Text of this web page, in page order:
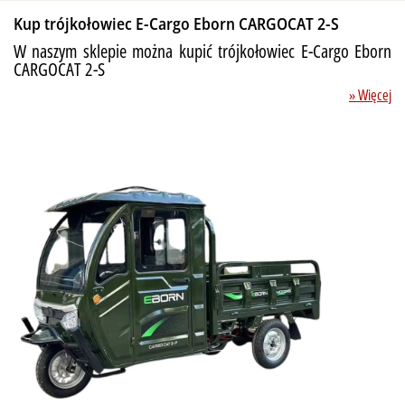
Kup trójkołowiec E-Cargo Eborn CARGOCAT 2-S
W naszym sklepie można kupić trójkołowiec E-Cargo Eborn
CARGOCAT 2-S
» Więcej